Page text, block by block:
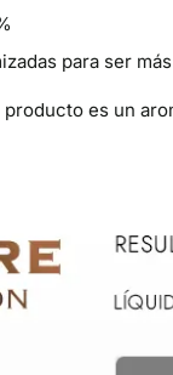
para ser
producto es un